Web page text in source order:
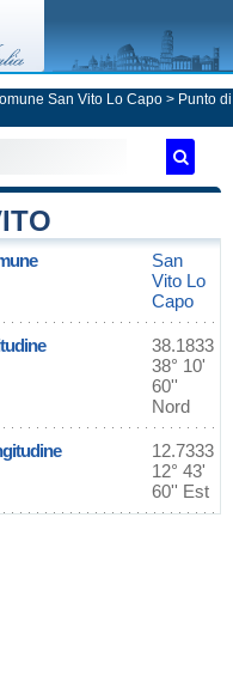
San Vito Lo Capo> Punto di
San
Vito Lo
Capo
38.1833
38° 10'
60''
Nord
12.7333
12° 43'
60'' Est